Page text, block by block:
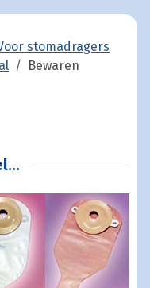
stomadragers
Bewaren